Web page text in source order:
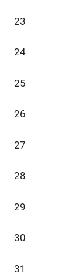
23
24
25
26
27
28
29
30
31